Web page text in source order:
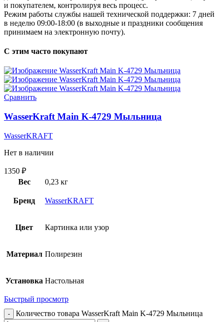
и покупателем, контролируя весь процесс.
Режим работы службы нашей технической поддержки: 7 дней
в неделю 09:00-18:00 (в выходные и праздники сообщения
принимаем на электронную почту).
С этим часто покупают
Сравнить
WasserKraft Main K-4729 Мыльница
WasserKRAFT
Нет в наличии
1350 ₽
Вес
0,23 кг
Бренд WasserKRAFT
Цвет Картинка или узор
Материал Полирезин
Установка Настольная
Быстрый просмотр
Количество товара WasserKraft Main K-4729 Мыльница